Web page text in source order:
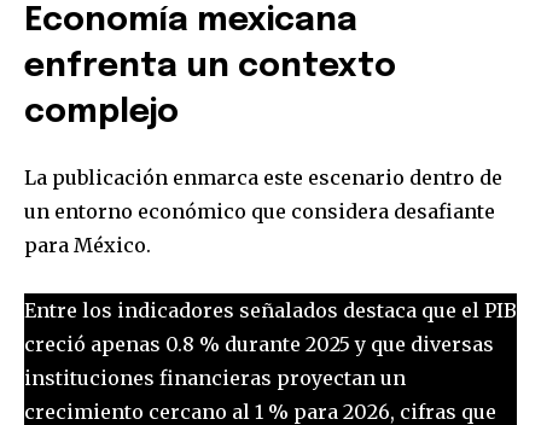
Economía mexicana
enfrenta un contexto
complejo
La publicación enmarca este escenario dentro de
un entorno económico que considera desafiante
para México.
Entre los indicadores señalados destaca que el PIB
creció apenas 0.8 % durante 2025 y que diversas
instituciones financieras proyectan un
crecimiento cercano al 1 % para 2026, cifras que